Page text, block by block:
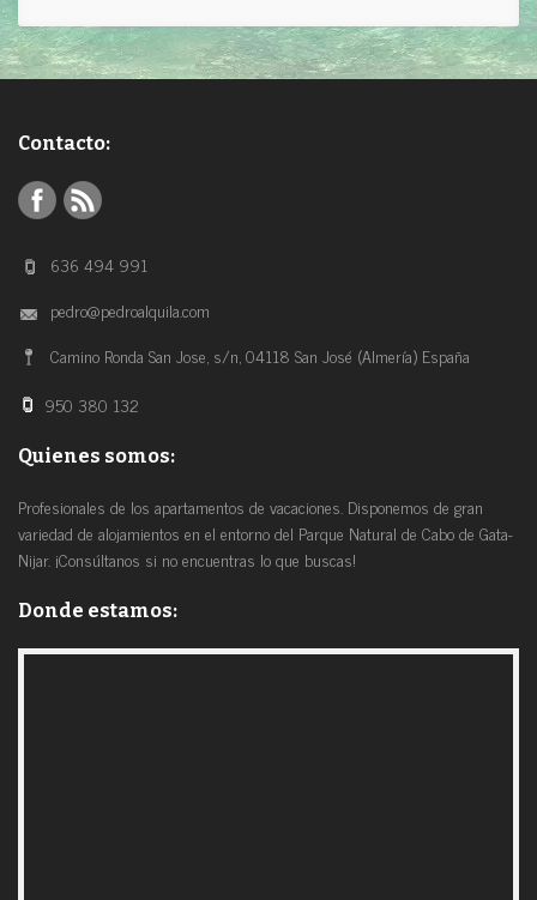
Contacto:
636 494 991
pedro@pedroalquila.com
Camino Ronda San Jose, s/n, 04118 San José (Almería) España
950 380 132
Quienes somos:
Profesionales de los apartamentos de vacaciones. Disponemos de gran
variedad de alojamientos en el entorno del Parque Natural de Cabo de Gata-
Nijar. ¡Consúltanos si no encuentras lo que buscas!
Donde estamos: